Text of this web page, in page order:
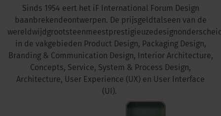
Sinds 1954 eert het iF International Forum Design
baanbrekendeontwerpen. De prijsgeldtalseen van de
wereldwijd grootsteenmeestprestigieuze
in de vakgebieden Product Design, Packaging Design,
Branding & Communication Design, Interior Architecture,
Concepts, Service, System & Process Design,
Architecture, User Experience (UX) en User Interface
(UI).